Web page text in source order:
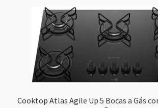
Cooktop Atlas Agile Up 5 Bocas a Gás